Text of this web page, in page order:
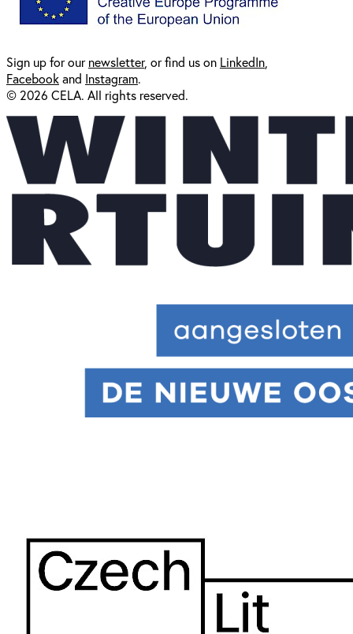
Sign up for ournewsletter, or find us on LinkedIn,
Facebookand Instagram.
© 2026 CELA. All rights reserved.